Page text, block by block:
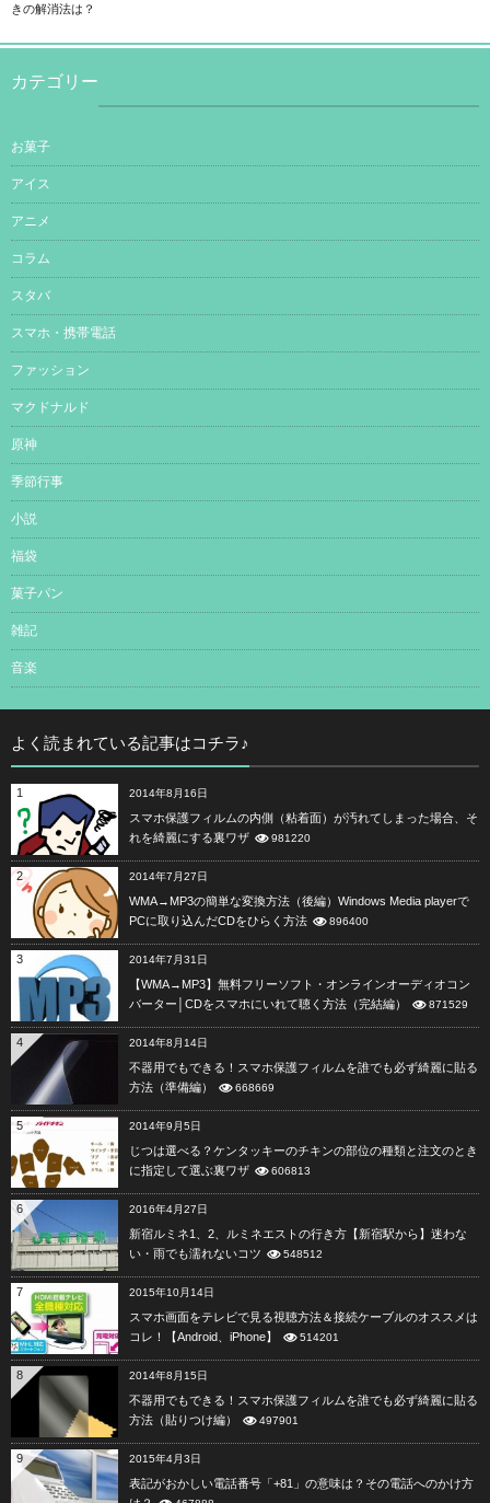
きの解消法は？
カテゴリー
お菓子
アイス
アニメ
コラム
スタバ
スマホ・携帯電話
ファッション
マクドナルド
原神
季節行事
小説
福袋
菓子パン
雑記
音楽
よく読まれている記事はコチラ♪
1 2014年8月16日
スマホ保護フィルムの内側（粘着面）が汚れてしまった場合、そ
れを綺麗にする裏ワザ
981220
2 2014年7月27日
WMA→MP3の簡単な変換方法（後編）Windows Media playerで
PCに取り込んだCDをひらく方法
896400
3 2014年7月31日
【WMA→MP3】無料フリーソフト・オンラインオーディオコン
バーター│CDをスマホにいれて聴く方法（完結編）
871529
4 2014年8月14日
不器用でもできる！スマホ保護フィルムを誰でも必ず綺麗に貼る
方法（準備編）
668669
5 2014年9月5日
じつは選べる？ケンタッキーのチキンの部位の種類と注文のとき
に指定して選ぶ裏ワザ
606813
6 2016年4月27日
新宿ルミネ1、2、ルミネエストの行き方【新宿駅から】迷わな
い・雨でも濡れないコツ
548512
7 2015年10月14日
スマホ画面をテレビで見る視聴方法＆接続ケーブルのオススメは
コレ！【Android、iPhone】
514201
8 2014年8月15日
不器用でもできる！スマホ保護フィルムを誰でも必ず綺麗に貼る
方法（貼りつけ編）
497901
9 2015年4月3日
表記がおかしい電話番号「+81」の意味は？その電話へのかけ方